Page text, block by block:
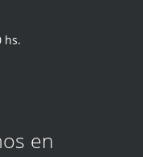
hs.
en